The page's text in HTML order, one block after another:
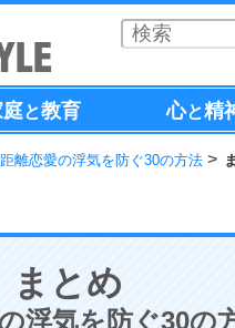
と教育 心と精
離恋愛の浮気を防ぐ30の方法
まとめ
浮気を防ぐ30の